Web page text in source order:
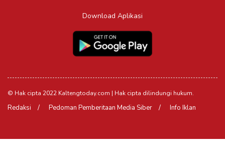
Download Aplikasi
© Hak cipta 2022 Kaltengtoday.com | Hak cipta dilindungi hukum.
Redaksi Pedoman Pemberitaan Media Siber Info Iklan